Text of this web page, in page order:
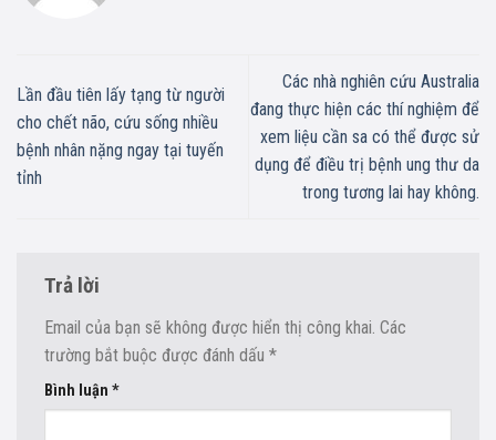
Lần đầu tiên lấy tạng từ người
cho chết não, cứu sống nhiều
bệnh nhân nặng ngay tại tuyến
tỉnh
Các nhà nghiên cứu Australia
đang thực hiện các thí nghiệm để
xem liệu cần sa có thể được sử
dụng để điều trị bệnh ung thư da
trong tương lai hay không.
Trả lời
Email của bạn sẽ không được hiển thị công khai. Các
trường bắt buộc được đánh dấu *
Bình luận *